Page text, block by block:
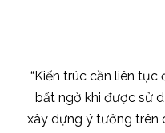
“Kiến trúc cần liên
bất ngờ khi được sử
xây dựng ý tưởng trên